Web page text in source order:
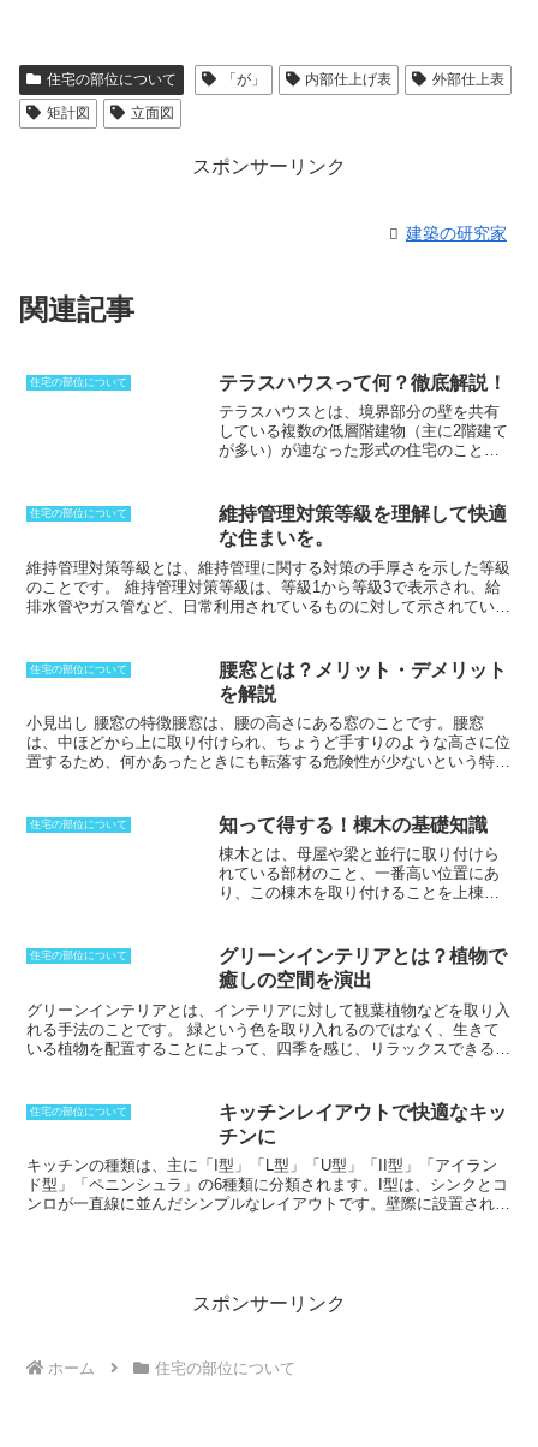
住宅の部位について 「が」 内部仕上げ表
外部仕上表
矩計図
立面図
スポンサーリンク
建築の研究家
関連記事
住宅の部位について テラスハウスって何？徹底解説！
テラスハウス とは、境界部分の壁を共有
している複数の低層階建物（主に2階建て
が多い）が連なった形式の住宅のことで
リットがあります。しかし、共有の壁で
あるため隣の家側には窓が設置できない
というデメリットもあります。テラスハ
ウスと似たような建物にタウンハウスが
ありますが、タウンハウスは庭などが共
有スペースとなり、分譲マンションなど
住宅の部位について
維持管理対策等級を理解して快適
な住まいを。
維持管理対策等級とは、維持管理に関する対策の手厚さを示した等級
のことです。
維持管理対策等級は、等級1から等級3で表示され、給
排水管やガス管など、日常利用されているものに対して示されていま
維持管理に関して特に配慮されている場合に表示され、清掃口や点検
口などが設置されていなければなりません。等級2は、躯体を傷つけ
ることなく点検補修ができるような状態で、それ以外は等級1と表示
されます。躯体構造に比べると、配管などは耐用年数が短いことか
ら、メンテナンスをしなければならず、そのために表示する制度と言
えます。
住宅の部位について
腰窓とは？メリット・デメリット
を解説
小見出し 腰窓の特徴腰窓は、腰の高さにある窓のことです。腰窓
は、中ほどから上に取り付けられ、ちょうど手すりのような高さ に位
置するため、何かあったときにも転落する危険性が少ないという特徴
腰窓は、子どもがいるときには安全性の高い設計となりますが、登れ
ないように工夫するとさらに効果が高まります。また、腰窓は窓台に
高さがあるため、家具を置くこともでき、インテリアを考えると幅が
広がる設計となりやすいという特徴があります。さらに、腰窓は掃き
出し窓に比べると、窓の面積が小さくなるため、西日が入りこむよう
住宅の部位について 知って得する！棟木の基礎知識
棟木とは、母屋や梁と並行に取り付けら
れている部材のこと 、一番高い位置にあ
り、この棟木を取り付けることを上棟と
後の工事が無事終了することを祈願し、
上棟式を執り行うことが多いです。棟に
対して渡す横材であり、垂木を支持する
ことになる重要部材です。そのため、強
度的な負担を考えても継手を設けるべき
ではありませんが、どうしても不可避な
る場合には、マシンカットでは、大型の
集成材が使われます。ハンドカットの場
合には、屋根の勾配に合わせて丸太をカ
ットしていきます。
住宅の部位について
グリーンインテリアとは？植物で
癒しの空間を演出
グリーンインテリアとは、インテリアに対して観葉植物などを取り入
れる手法のことです。
緑という色を取り入れるのではなく、生きて
いる植物を配置することによって、四季を感じ、リラックスできる空
ンインテリアには、いくつかの特徴があります。まず、植物が視覚的
なアクセントになる
ことです。緑色は、私たちの目に優しく、心を落
ち着かせる効果があります。また、
とも特徴です。植物は、空気中の二酸化炭素を吸収して酸素を放出す
るため、室内の空気をきれいに保つことができます。さらに、植物が
リラックス効果をもたらすことも特徴です。植物の緑色は、私たちの
住宅の部位について
キッチンレイアウトで快適なキッ
チンに
キッチンの種類は、主に「 I型 」「 L型 」「 U型 」「 II型 」「 アイラン
ド型 」「ペニンシュラ 」の6種類に分類されます。 I型は、シンクとコ
ンロが一直線に並んだシンプルなレイアウトです。壁際に設置される
イアウトです。作業スペースが広く、調理がしやすくなりますが、そ
の分、キッチンの面積が大きくなります。
ことで、同時に作業することができ、効率的な調理が可能です。
ランド型は、キッチンの真ん中に独立した作業台を設置したレイアウ
スポンサーリンク
ホーム 住宅の部位について